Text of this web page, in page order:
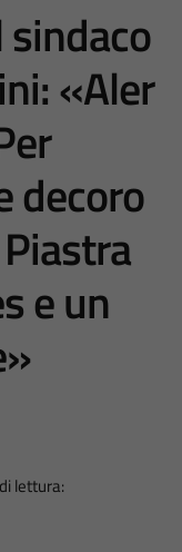
«Aler
decoro
e un
lettura: